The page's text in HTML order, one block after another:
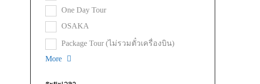
One Day Tour
OSAKA
Package Tour (ไม่รวมตั๋วเครื่องบิน)
More